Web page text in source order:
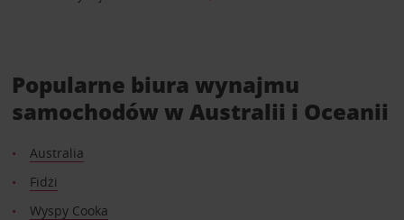
Popularne biura wynajmu
samochodów w Australii i Oceanii
Australia
Fidżi
Wyspy Cooka